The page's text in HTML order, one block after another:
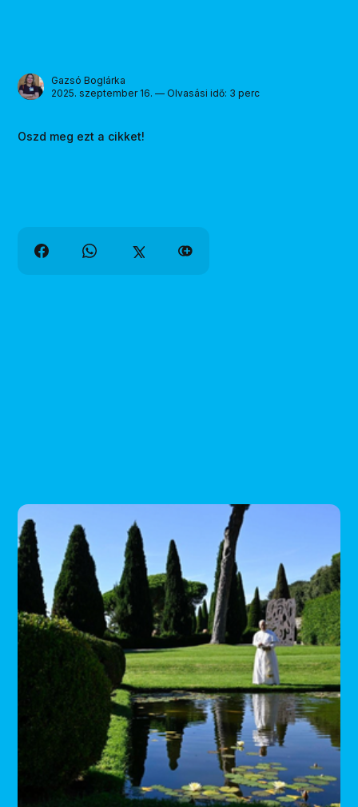
Gazsó Boglárka
2025. szeptember 16. — Olvasási idő: 3 perc
Oszd meg ezt a cikket!